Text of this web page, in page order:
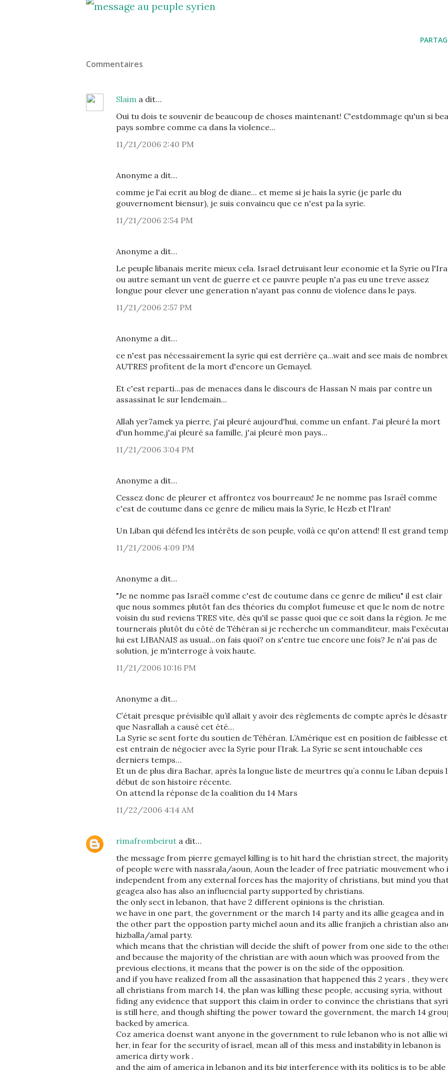
Commentaires
Slaim a dit…
Oui tu dois te souvenir de beaucoup de choses maintenant! C'estdommage qu'un si
pays sombre comme ca dans la violence...
11/21/2006 2:40 PM
Anonyme a dit…
comme je l'ai ecrit au blog de diane... et meme si je hais la syrie (je parle du
gouvernoment biensur), je suis convaincu que ce n'est pa la syrie.
11/21/2006 2:54 PM
Anonyme a dit…
Le peuple libanais merite mieux cela. Israel detruisant leur economie et la Syrie ou
ou autre semant un vent de guerre et ce pauvre peuple n'a pas eu une treve assez
longue pour elever une generation n'ayant pas connu de violence dans le pays.
11/21/2006 2:57 PM
Anonyme a dit…
ce n'est pas nécessairement la syrie qui est derrière ça...wait and see mais de
AUTRES profitent de la mort d'encore un Gemayel.
Et c'est reparti...pas de menaces dans le discours de Hassan N mais par contre un
assassinat le sur lendemain...
Allah yer7amek ya pierre, j'ai pleuré aujourd'hui, comme un enfant. J'ai pleuré la mort
d'un homme,j'ai pleuré sa famille, j'ai pleuré mon pays...
11/21/2006 3:04 PM
Anonyme a dit…
Cessez donc de pleurer et affrontez vos bourreaux! Je ne nomme pas Israël comme
c'est de coutume dans ce genre de milieu mais la Syrie, le Hezb et l'Iran!
Un Liban qui défend les intérêts de son peuple, voilà ce qu'on attend! Il est grand
11/21/2006 4:09 PM
Anonyme a dit…
"Je ne nomme pas Israël comme c'est de coutume dans ce genre de milieu" il est clair
que nous sommes plutôt fan des théories du complot fumeuse et que le nom de notre
voisin du sud reviens TRES vite, dès qu'il se passe quoi que ce soit dans la région. Je me
tournerais plutôt du côté de Téhéran si je recherche un commanditeur, mais
lui est LIBANAIS as usual...on fais quoi? on s'entre tue encore une fois? Je n'ai pas de
solution, je m'interroge à voix haute.
11/21/2006 10:16 PM
Anonyme a dit…
C’était presque prévisible qu’il allait y avoir des règlements de compte après le
que Nasrallah a causé cet été…
La Syrie se sent forte du soutien de Téhéran. L’Amérique est en position de faiblesse et
est entrain de négocier avec la Syrie pour l’Irak. La Syrie se sent intouchable ces
derniers temps…
Et un de plus dira Bachar, après la longue liste de meurtres qu’a connu le Liban depuis
début de son histoire récente.
On attend la réponse de la coalition du 14 Mars
11/22/2006 4:14 AM
rimafrombeirut a dit…
the message from pierre gemayel killing is to hit hard the christian street, the majority
of people were with nassrala/aoun, Aoun the leader of free patriatic mouvement who
independent from any external forces has the majority of christians, but mind you
geagea also has also an influencial party supported by christians.
the only sect in lebanon, that have 2 different opinions is the christian.
we have in one part, the government or the march 14 party and its allie geagea and in
the other part the oppostion party michel aoun and its allie franjieh a christian also
hizballa/amal party.
which means that the christian will decide the shift of power from one side to the
and because the majority of the christian are with aoun which was prooved from the
previous elections, it means that the power is on the side of the opposition.
and if you have realized from all the assasination that happened this 2 years , they
all christians from march 14, the plan was killing these people, accusing syria, without
fiding any evidence that support this claim in order to convince the christians that
is still here, and though shifting the power toward the government, the march 14
backed by america.
Coz america doenst want anyone in the government to rule lebanon who is not allie
her, in fear for the security of israel, mean all of this mess and instability in lebanon is
america dirty work .
and the aim of america in lebanon and its big interference with its politics is to be